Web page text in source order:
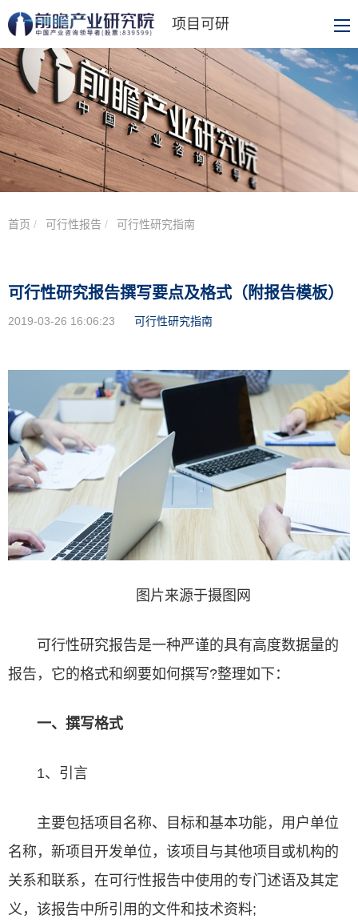
项目可研
首页 可行性报告 可行性研究指南
可行性研究报告撰写要点及格式（附报告模板）
2019-03-26 16:06:23 可行性研究指南
图片来源于摄图网
可行性研究报告是一种严谨的具有高度数据量的
报告，它的格式和纲要如何撰写?整理如下：
一、撰写格式
1、引言
主要包括项目名称、目标和基本功能，用户单位
名称，新项目开发单位，该项目与其他项目或机构的
关系和联系，在可行性报告中使用的专门述语及其定
义，该报告中所引用的文件和技术资料;